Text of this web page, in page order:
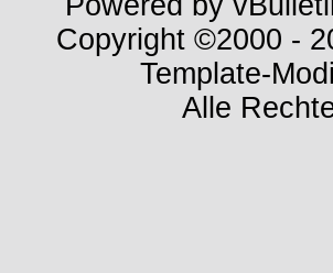
Copyright ©2000 -
Template-
Alle